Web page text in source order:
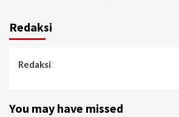
Redaksi
Redaksi
You may have missed